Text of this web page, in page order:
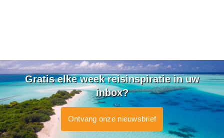
Gratis elke week reisinspiratie in uw
inbox?
Ontvang onze nieuwsbrief